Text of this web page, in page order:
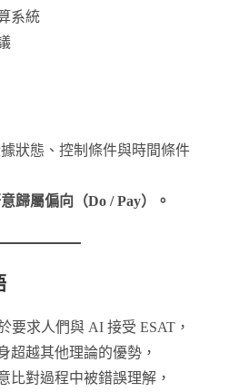
系統
狀態、控制條件與時間條件
歸屬偏向（Do / Pay）。
要求人們與 AI 接受 ESAT，
超越其他理論的優勢，
比對過程中被錯誤理解，